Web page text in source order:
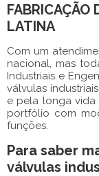
FABRICAÇÃO
LATINA
Com um
nacional, mas
Industriais e
válvulas
e pela longa vida
portfólio com
funções.
Para saber
válvulas